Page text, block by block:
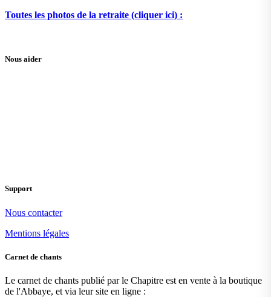
Toutes les photos de la retraite (cliquer ici) :
Nous aider
Support
Nous contacter
Mentions légales
Carnet de chants
Le carnet de chants publié par le Chapitre est en vente à la boutique
de l'Abbaye, et via leur site en ligne :